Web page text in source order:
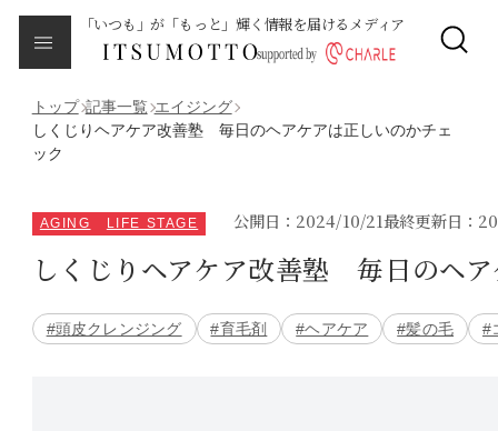
「いつも」が「もっと」輝く情報を届けるメディア
サイクルバランス
トップ 記事一覧 エイジング
しくじりヘアケア改善塾 毎日のヘアケアは正しいのかチェ
ック
AGING LIFE STAGE 公開日：2024/10/21最終更新日：
しくじりヘアケア改善塾 毎日のヘ
#頭皮クレンジング #育毛剤 #ヘアケア #髪の毛 #